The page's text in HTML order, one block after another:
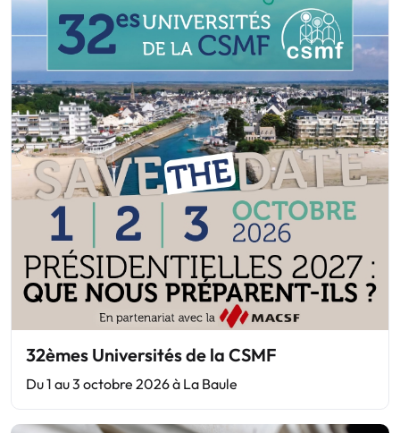
32èmes Universités de la CSMF
Du 1 au 3 octobre 2026 à La Baule